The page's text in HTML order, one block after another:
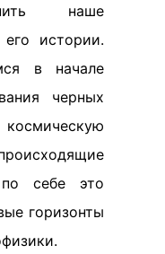
наше
истории.
в начале
черных
себе это
горизонты